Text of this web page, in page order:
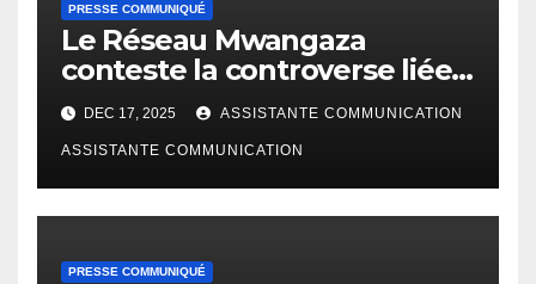
PRESSE COMMUNIQUÉ
Le Réseau Mwangaza
conteste la controverse liée
au taux d’accès à l’électricité
annoncé par le ministre de
tutelle
DEC 17, 2025 ASSISTANTE COMMUNICATION
ASSISTANTE COMMUNICATION
PRESSE COMMUNIQUÉ